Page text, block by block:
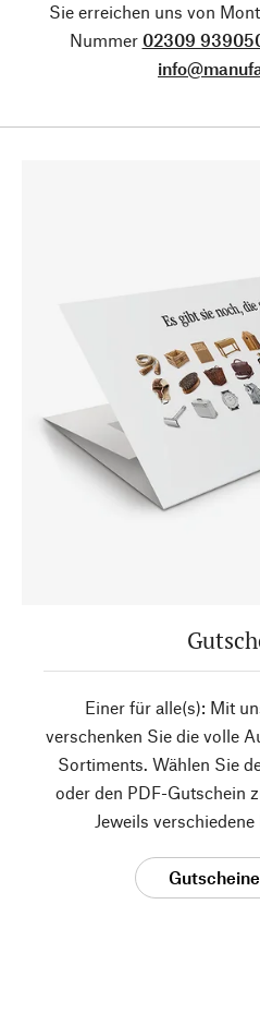
Sie erreichen uns von
Nummer 02309
Einer für alle(s): Mit
verschenken Sie die volle
Sortiments. Wählen Sie
oder den PDF-Gutschein
Jeweils